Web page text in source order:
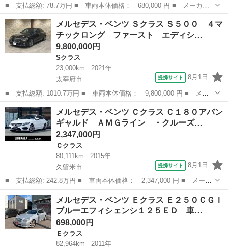
■ 支払総額: 78.7万円 ■ 車両本体価格： 680,000 円 ■ メーカー
名： メルセデス・ベンツ ■ 車種名： Ａクラス ■ グレード
名： Ａ１８０ スタイルプラス ■ 排気量： 1600cc ■ ドア枚
数： 5...
福岡 福岡市 Ａクラス
メルセデス・ベンツ Ｓクラス Ｓ５００ ４マ
チックロング ファースト エディシ…
9,800,000円
Sクラス
23,000km
2021年
太宰府市
提携サイト 8月1日
■ 支払総額: 1010.7万円 ■ 車両本体価格： 9,800,000 円 ■ メー
カー名： メルセデス・ベンツ ■ 車種名： Ｓクラス ■ グレード
名： Ｓ５００ ４マチックロング ファースト エディション ４
ＷＤ ■...
福岡 太宰府市 Sクラス
メルセデス・ベンツ Ｃクラス Ｃ１８０アバン
ギャルド ＡＭＧライン ・クルーズ…
2,347,000円
Ｃクラス
80,111km
2015年
久留米市
提携サイト 8月1日
■ 支払総額: 242.8万円 ■ 車両本体価格： 2,347,000 円 ■ メーカ
ー名： メルセデス・ベンツ ■ 車種名： Ｃクラス ■ グレード
名： Ｃ１８０アバンギャルド ＡＭＧライン ・クルーズコントロ
ール・純正...
福岡 久留米市 Ｃクラス
メルセデス・ベンツ Ｅクラス Ｅ２５０ＣＧＩ
ブルーエフィシェンシ１２５ＥＤ 車…
698,000円
Ｅクラス
82,964km
2011年